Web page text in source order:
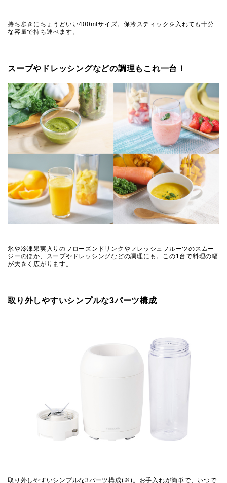
持ち歩きにちょうどいい400mlサイズ。保冷スティックを入れても十分
な容量で持ち運べます。
スープやドレッシングなどの調理もこれ一台！
氷や冷凍果実入りのフローズンドリンクやフレッシュフルーツのスムー
ジーのほか、スープやドレッシングなどの調理にも。この1台で料理の幅
が大きく広がります。
取り外しやすいシンプルな3パーツ構成
取り外しやすいシンプルな3パーツ構成(※)。お手入れが簡単で、いつで